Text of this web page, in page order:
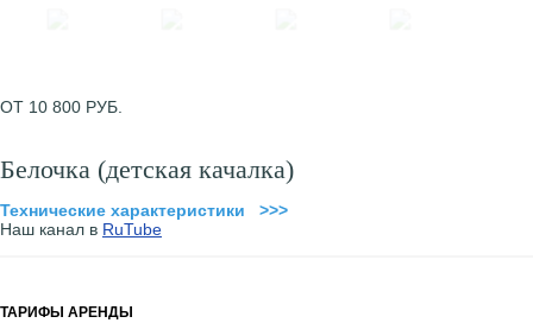
ОТ 10 800 РУБ.
Белочка (детская качалка)
Технические характеристики >>>
Наш канал в RuTube
ТАРИФЫ АРЕНДЫ